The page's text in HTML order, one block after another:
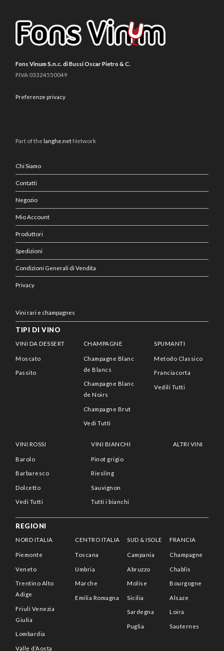
Fons Vinum S.n.c. di Bussi Oscar Pietro & C.
P.IVA 03324550049
Preferenze privacy
Part of the langhe.net Network
Chi Siamo
Contatti
Negozio
Mio Account
Produttori
Spedizioni
Condizioni Generali di Vendita
Privacy
Vini rari e champagnes
TIPI DI VINO
VINI DA DESSERT
Moscato
Passito
CHAMPAGNE
Champagne Blanc
de Blancs
Champagne Blanc
de Noirs
Champagne Brut
Vedi Tutti
SPUMANTI
Metodo Classico
Franciacorta
Vedili Tutti
VINI ROSSI
Barolo
Barbaresco
Dolcetto
Vedi Tutti
VINI BIANCHI
Pinot grigio
Riesling
Sauvignon
Tutti i bianchi
ALTRI VINI
REGIONI
NORD ITALIA
Piemonte
Veneto
Trentino Alto
Adige
Friuli Venezia
Giulia
Lombardia
Valle d’Aosta
CENTRO ITALIA
Toscana
Umbria
Marche
Emilia Romagna
SUD & ISOLE
Campania
Abruzzo
Molise
Sicilia
Sardegna
Puglia
FRANCIA
Champagne
Chablis
Bourgogne
Alsaze
Loira
Sauternes